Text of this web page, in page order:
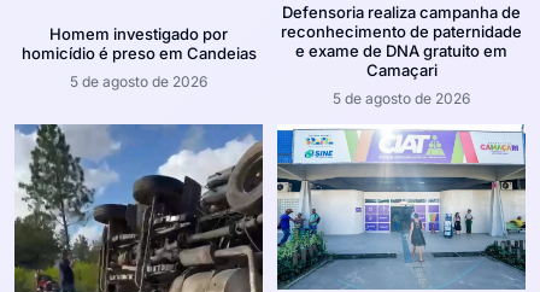
Homem investigado por
homicídio é preso em Candeias
5 de agosto de 2026
Defensoria realiza campanha de
reconhecimento de paternidade
e exame de DNA gratuito em
Camaçari
5 de agosto de 2026